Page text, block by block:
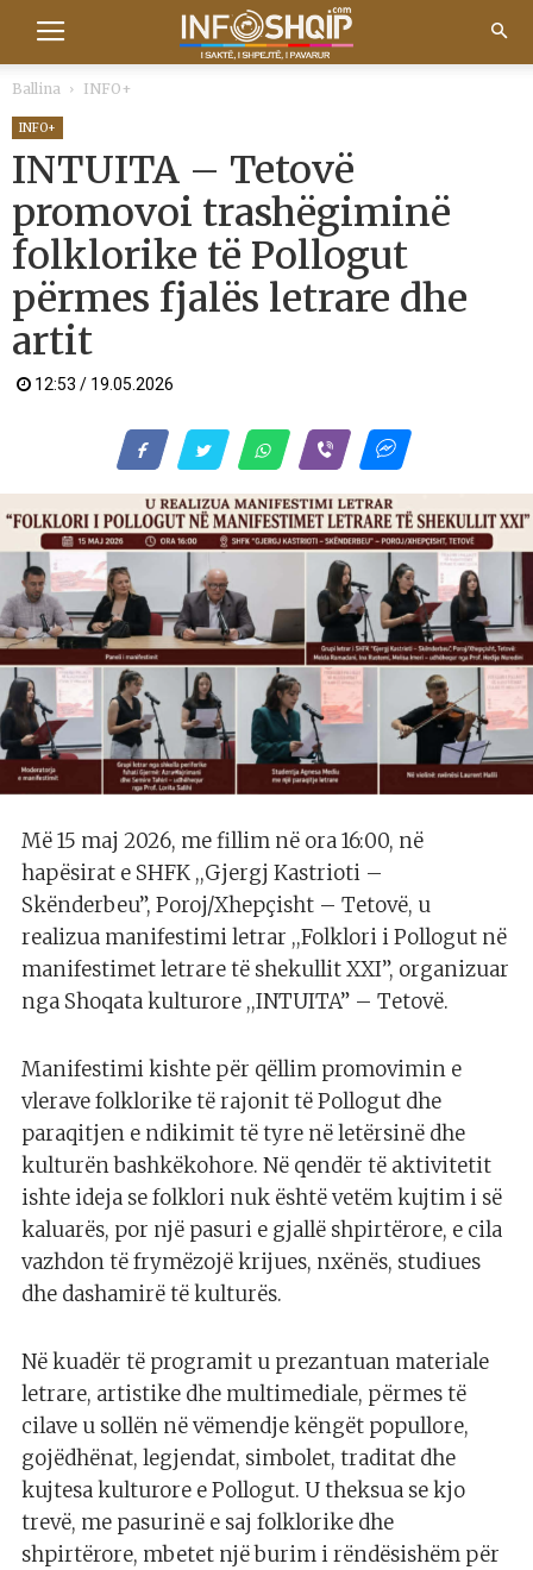
Ballina INFO+
INFO+
INTUITA – Tetovë
promovoi trashëgiminë
folklorike të Pollogut
përmes fjalës letrare dhe
artit
12:53 / 19.05.2026
Më 15 maj 2026, me fillim në ora 16:00, në
hapësirat e SHFK ,,Gjergj Kastrioti –
Skënderbeu”, Poroj/Xhepçisht – Tetovë, u
realizua manifestimi letrar ,,Folklori i Pollogut në
manifestimet letrare të shekullit XXI”, organizuar
nga Shoqata kulturore ,,INTUITA” – Tetovë.
Manifestimi kishte për qëllim promovimin e
vlerave folklorike të rajonit të Pollogut dhe
paraqitjen e ndikimit të tyre në letërsinë dhe
kulturën bashkëkohore. Në qendër të aktivitetit
ishte ideja se folklori nuk është vetëm kujtim i së
kaluarës, por një pasuri e gjallë shpirtërore, e cila
vazhdon të frymëzojë krijues, nxënës, studiues
dhe dashamirë të kulturës.
Në kuadër të programit u prezantuan materiale
letrare, artistike dhe multimediale, përmes të
cilave u sollën në vëmendje këngët popullore,
gojëdhënat, legjendat, simbolet, traditat dhe
kujtesa kulturore e Pollogut. U theksua se kjo
trevë, me pasurinë e saj folklorike dhe
shpirtërore, mbetet një burim i rëndësishëm për